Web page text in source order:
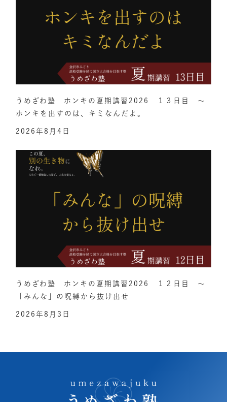
うめざわ塾 ホンキの夏期講習2026 １３日目 ～
ホンキを出すのは、キミなんだよ。
2026年8月4日
うめざわ塾 ホンキの夏期講習2026 １２日目 ～
「みんな」の呪縛から抜け出せ
2026年8月3日